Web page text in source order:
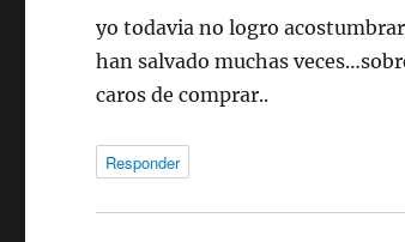
yo todavia no logro
han salvado muchas
caros de comprar..
Responder